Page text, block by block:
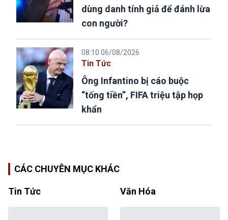
dùng danh tính giả để đánh lừa
con người?
08:10 06/08/2026
Tin Tức
Ông Infantino bị cáo buộc
“tống tiền”, FIFA triệu tập họp
khẩn
CÁC CHUYÊN MỤC KHÁC
Tin Tức Văn Hóa